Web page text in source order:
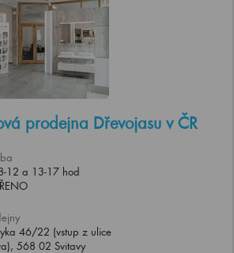
prodejna Dřevojasu v ČR
12 a 13-17 hod
46/22 (vstup z ulice
568 02 Svitavy